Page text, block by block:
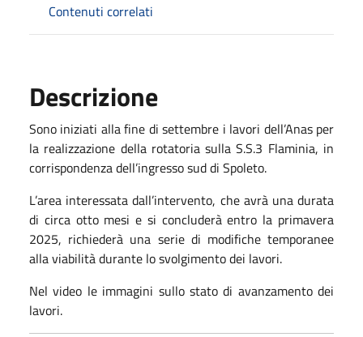
Contenuti correlati
Descrizione
Sono iniziati alla fine di settembre i lavori dell’Anas per
la realizzazione della rotatoria sulla S.S.3 Flaminia, in
corrispondenza dell’ingresso sud di Spoleto.
L’area interessata dall’intervento, che avrà una durata
di circa otto mesi e si concluderà entro la primavera
2025, richiederà una serie di modifiche temporanee
alla viabilità durante lo svolgimento dei lavori.
Nel video le immagini sullo stato di avanzamento dei
lavori.